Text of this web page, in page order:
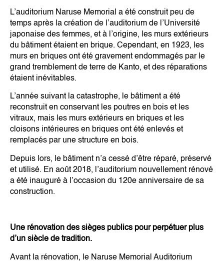
L’auditorium Naruse Memorial a été construit peu de
temps après la création de l’auditorium de l’Université
japonaise des femmes, et à l’origine, les murs extérieurs
du bâtiment étaient en brique. Cependant, en 1923, les
murs en briques ont été gravement endommagés par le
grand tremblement de terre de Kanto, et des réparations
étaient inévitables.
L’année suivant la catastrophe, le bâtiment a été
reconstruit en conservant les poutres en bois et les
vitraux, mais les murs extérieurs en briques et les
cloisons intérieures en briques ont été enlevés et
remplacés par une structure en bois.
Depuis lors, le bâtiment n’a cessé d’être réparé, préservé
et utilisé. En août 2018, l’auditorium nouvellement rénové
a été inauguré à l’occasion du 120e anniversaire de sa
construction.
Une rénovation des sièges publics pour perpétuer plus
d’un siècle de tradition.
Avant la rénovation, le Naruse Memorial Auditorium